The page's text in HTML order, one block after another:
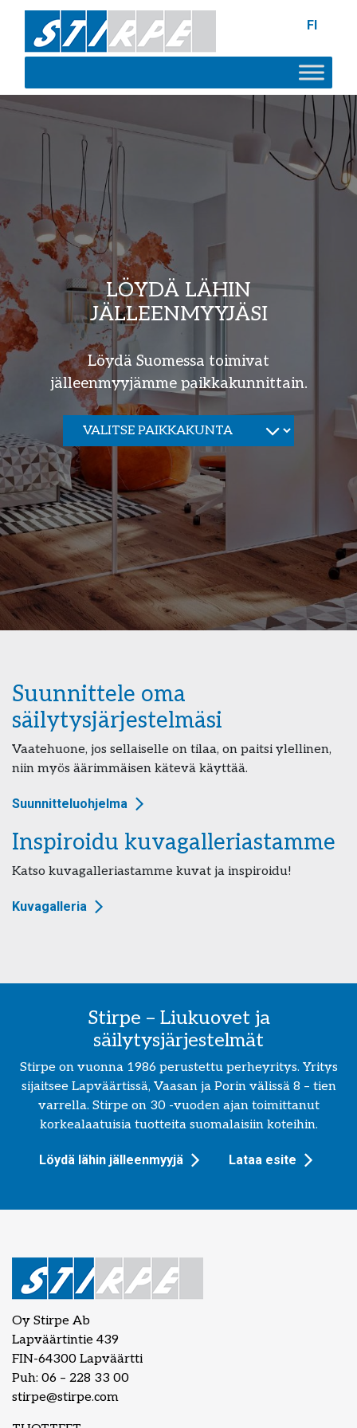
FI
LÖYDÄ LÄHIN
JÄLLEENMYYJÄSI
Löydä Suomessa toimivat
jälleenmyyjämme paikkakunnittain.
Suunnittele oma
säilytysjärjestelmäsi
Vaatehuone, jos sellaiselle on tilaa, on paitsi ylellinen,
niin myös äärimmäisen kätevä käyttää.
Suunnitteluohjelma
Inspiroidu kuvagalleriastamme
Katso kuvagalleriastamme kuvat ja inspiroidu!
Kuvagalleria
Stirpe – Liukuovet ja
säilytysjärjestelmät
Stirpe on vuonna 1986 perustettu perheyritys. Yritys
sijaitsee Lapväärtissä, Vaasan ja Porin välissä 8 – tien
varrella. Stirpe on 30 -vuoden ajan toimittanut
korkealaatuisia tuotteita suomalaisiin koteihin.
Löydä lähin jälleenmyyjä Lataa esite
Oy Stirpe Ab
Lapväärtintie 439
FIN-64300 Lapväärtti
Puh: 06 – 228 33 00
stirpe@stirpe.com